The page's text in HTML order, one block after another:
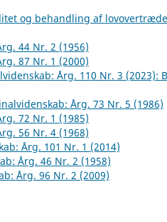
og behandling af
44 Nr. 2 (1956)
87 Nr. 1 (2000)
Årg. 110 Nr. 3 (2023):
Årg. 73 Nr. 5 (1986)
72 Nr. 1 (1985)
56 Nr. 4 (1968)
Årg. 101 Nr. 1 (2014)
Årg. 46 Nr. 2 (1958)
Årg. 96 Nr. 2 (2009)